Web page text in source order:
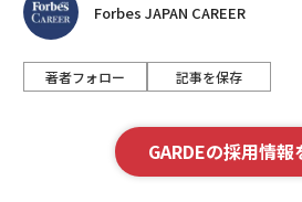
Forbes JAPAN CAREER
著者フォロー 記事を保存
GARDEの採用情報